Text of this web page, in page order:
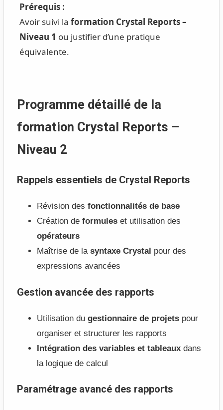
Prérequis :
Avoir suivi la formation Crystal Reports –
Niveau 1 ou justifier d’une pratique
équivalente.
Programme détaillé de la
formation Crystal Reports –
Niveau 2
Rappels essentiels de Crystal Reports
Révision des fonctionnalités de base
Création de formuleset utilisation des
opérateurs
Maîtrise de la syntaxe Crystal pour des
expressions avancées
Gestion avancée des rapports
Utilisation du gestionnaire de projetspour
organiser et structurer les rapports
Intégration des variables et tableauxdans
la logique de calcul
Paramétrage avancé des rapports